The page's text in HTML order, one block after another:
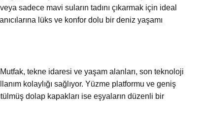
sadece mavi suların tadını çıkarmak için ideal
lüks ve konfor dolu bir deniz yaşamı
tekne idaresi ve yaşam alanları, son teknoloji
kolaylığı sağlıyor. Yüzme platformu ve geniş
dolap kapakları ise eşyaların düzenli bir